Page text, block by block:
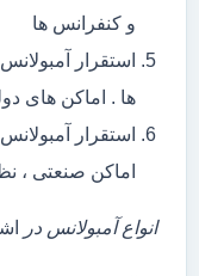
و کنفرانس ها
استقرار
ها . اماکن های
استقرار
اماکن صنعتی ،
انواع آمبولانس در